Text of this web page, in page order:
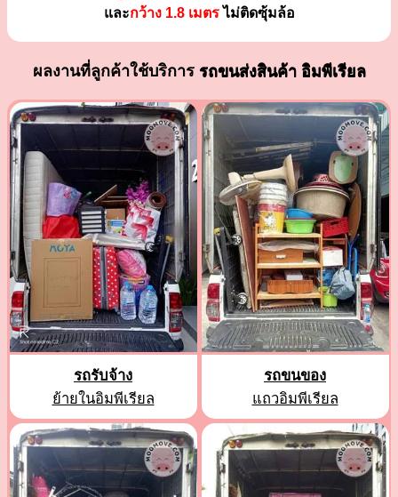
และกว้าง 1.8 เมตรไม่ติดซุ้มล้อ
ผลงานที่ลูกค้าใช้บริการ รถขนส่งสินค้า อิมพีเรียล
รถรับจ้าง
ย้ายในอิมพีเรียล
รถขนของ
แถวอิมพีเรียล